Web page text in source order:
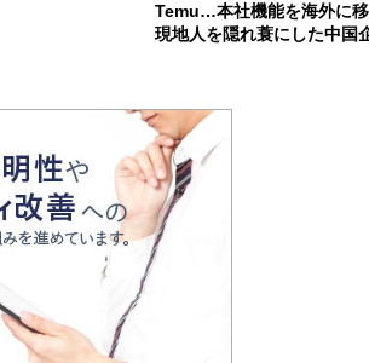
Temu…本社機能を海外に
現地人を隠れ蓑にした中国